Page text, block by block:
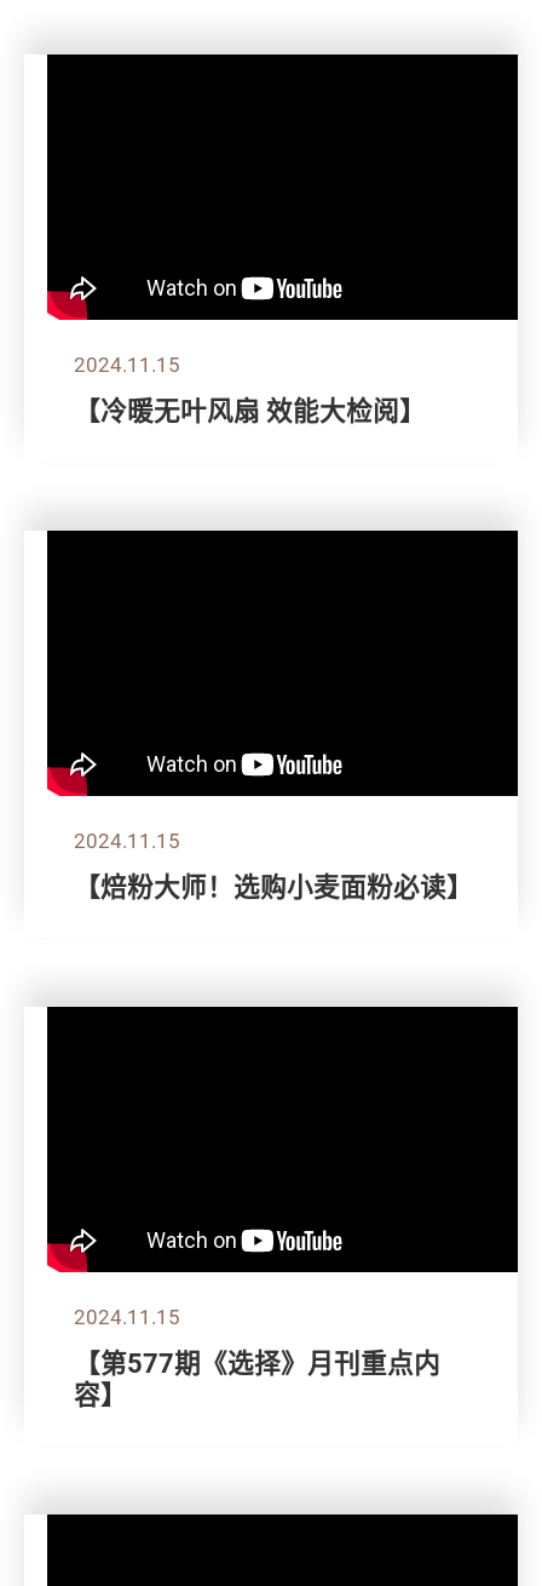
2024.11.15
【冷暖无叶风扇 效能大检阅】
2024.11.15
【焙粉大师！选购小麦面粉必读】
2024.11.15
【第577期《选择》月刊重点内
容】